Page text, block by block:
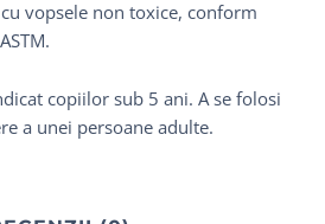
vopsele non toxice, conform
copiilor sub 5 ani. A se folosi
a unei persoane adulte.